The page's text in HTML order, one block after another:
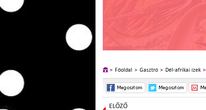
Főoldal Gasztró Dél-afrikai ízek
ELŐZŐ